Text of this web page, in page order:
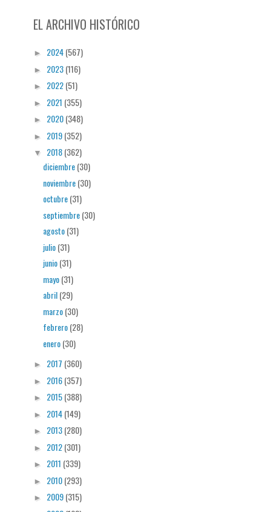
EL ARCHIVO HISTÓRICO
► 2024(567)
► 2023(116)
► 2022(51)
► 2021 (355)
► 2020(348)
► 2019(352)
▼ 2018(362)
diciembre(30)
noviembre(30)
octubre(31)
septiembre(30)
agosto(31)
julio(31)
junio(31)
mayo(31)
abril(29)
marzo(30)
febrero(28)
enero(30)
► 2017 (360)
► 2016(357)
► 2015(388)
► 2014(149)
► 2013(280)
► 2012(301)
► 2011 (339)
► 2010(293)
► 2009(315)